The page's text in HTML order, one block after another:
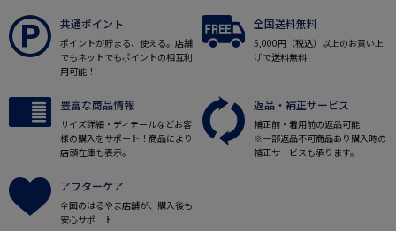
共通ポイント
ポイントが貯まる、使える。店舗
でもネットでもポイントの相互利
用可能！
全国送料無料
5,000円（税込）以上のお買い上
げで送料無料
豊富な商品情報
サイズ詳細・ディテールなどお客
様の購入をサポート！商品により
店頭在庫も表示。
返品・補正サービス
補正前・着用前の返品可能
※一部返品不可商品あり購入時の
補正サービスも承ります。
アフターケア
全国のはるやま店舗が、購入後も
安心サポート